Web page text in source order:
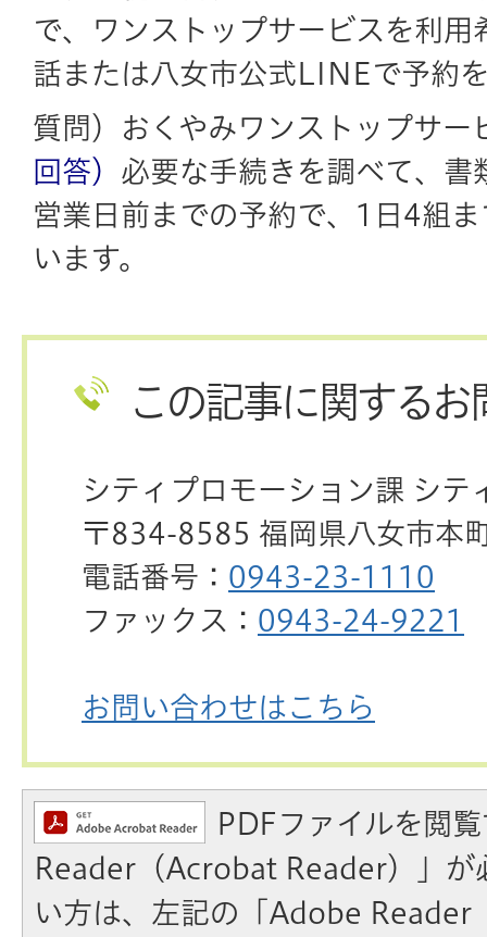
で、ワンストップサービスを利用
話または八女市公式LINEで予約
質問）おくやみワンストップサー
回答） 必要な手続きを調べて、書
営業日前までの予約で、1日4組
います。
この記事に関するお
シティプロモーション課 シテ
〒834-8585 福岡県八女市本
電話番号： 0943-23-1110
ファックス： 0943-24-9221
お問い合わせはこちら
PDFファイルを閲
Reader（Acrobat Reader）」が
い方は、左記の「Adobe